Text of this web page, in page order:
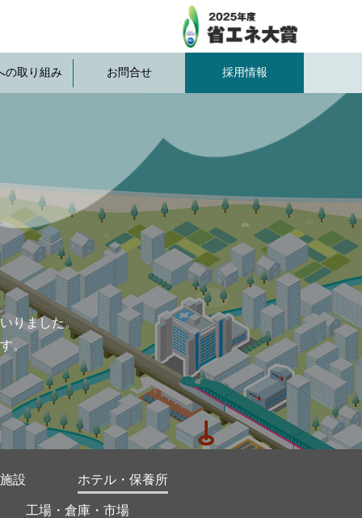
の取り組み お問合せ 採用情報
りました。
。
設 ホテル・保養所
工場・倉庫・市場